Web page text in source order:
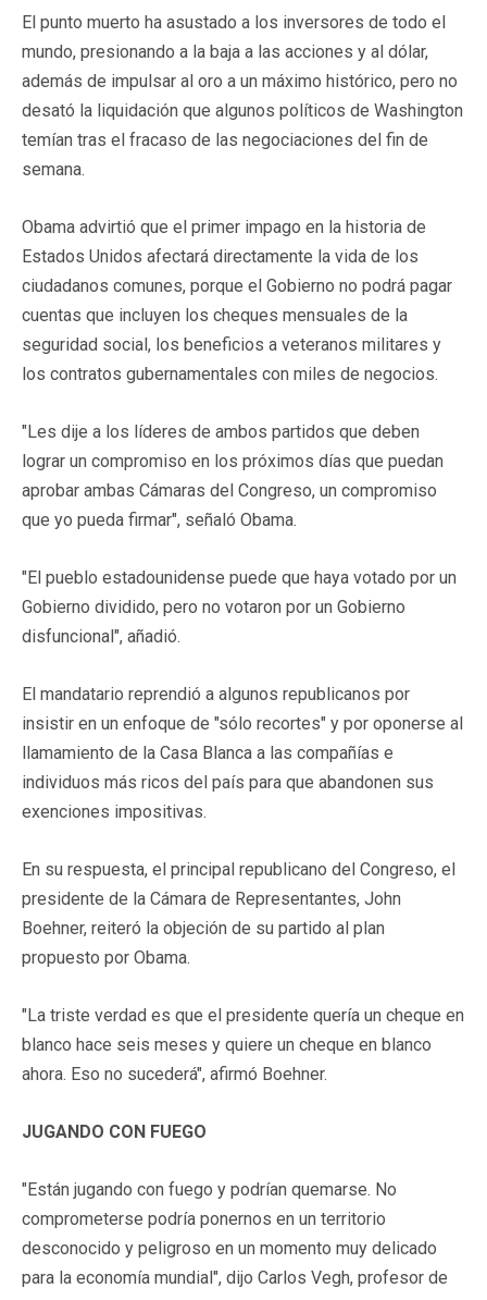
El punto muerto ha asustado a los inversores de todo el
mundo, presionando a la baja a las acciones y al dólar,
además de impulsar al oro a un máximo histórico, pero no
desató la liquidación que algunos políticos de Washington
temían tras el fracaso de las negociaciones del fin de
semana.
Obama advirtió que el primer impago en la historia de
Estados Unidos afectará directamente la vida de los
ciudadanos comunes, porque el Gobierno no podrá pagar
cuentas que incluyen los cheques mensuales de la
seguridad social, los beneficios a veteranos militares y
los contratos gubernamentales con miles de negocios.
"Les dije a los líderes de ambos partidos que deben
lograr un compromiso en los próximos días que puedan
aprobar ambas Cámaras del Congreso, un compromiso
que yo pueda firmar", señaló Obama.
"El pueblo estadounidense puede que haya votado por un
Gobierno dividido, pero no votaron por un Gobierno
disfuncional", añadió.
El mandatario reprendió a algunos republicanos por
insistir en un enfoque de "sólo recortes" y por oponerse al
llamamiento de la Casa Blanca a las compañías e
individuos más ricos del país para que abandonen sus
exenciones impositivas.
En su respuesta, el principal republicano del Congreso, el
presidente de la Cámara de Representantes, John
Boehner, reiteró la objeción de su partido al plan
propuesto por Obama.
"La triste verdad es que el presidente quería un cheque en
blanco hace seis meses y quiere un cheque en blanco
ahora. Eso no sucederá", afirmó Boehner.
JUGANDO CON FUEGO
"Están jugando con fuego y podrían quemarse. No
comprometerse podría ponernos en un territorio
desconocido y peligroso en un momento muy delicado
para la economía mundial", dijo Carlos Vegh, profesor de